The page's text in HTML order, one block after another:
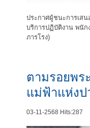
ประกาศผู้ชนะการเสน
บริการปฏิบัติงาน พนัก
ภารโรง)
ตามรอยพร
แม่ฟ้าแห่งป
03-11-2568 Hits:287